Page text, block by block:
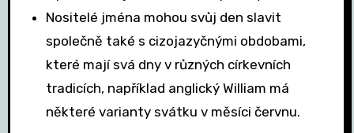
Nositelé jména mohou svůj den slavit
společně také s cizojazyčnými obdobami,
které mají svá dny v různých církevních
tradicích, například anglický William má
některé varianty svátku v měsíci červnu.